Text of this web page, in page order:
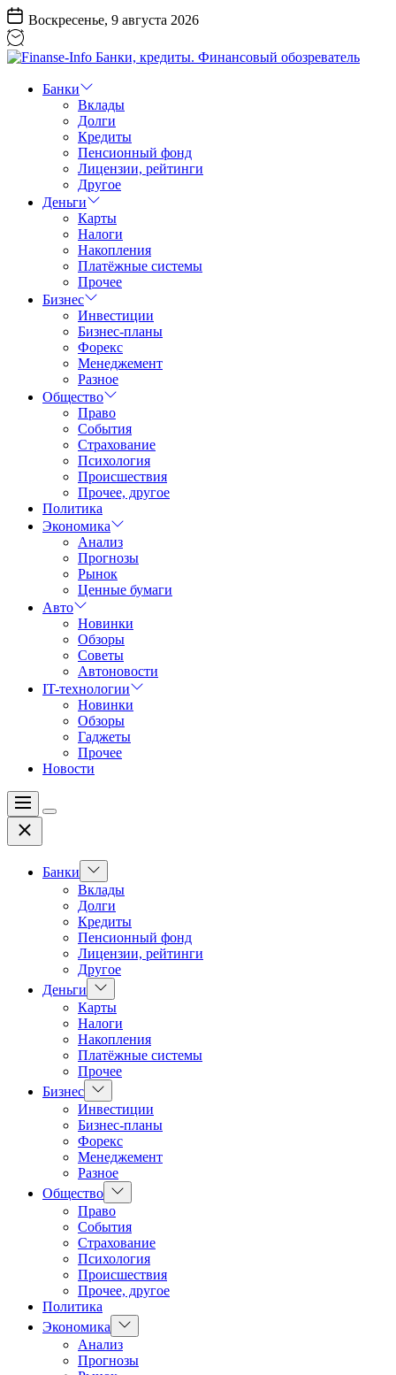
Перейти
к
содержанию
Воскресенье, 9 августа 2026
Info
Финансовый
обозреватель
Банки
Вклады
Долги
Кредиты
Пенсионный фонд
Лицензии, рейтинги
Другое
Деньги
Карты
Налоги
Накопления
Платёжные системы
Прочее
Бизнес
Инвестиции
Бизнес-планы
Форекс
Менеджемент
Разное
Общество
Право
События
Страхование
Психология
Происшествия
Прочее, другое
Политика
Экономика
Анализ
Прогнозы
Рынок
Ценные бумаги
Авто
Новинки
Обзоры
Советы
Автоновости
IT-технологии
Новинки
Обзоры
Гаджеты
Прочее
Новости
Меню
Цвет
Закрыть
Банки
Показать
подменю
Вклады
Долги
Кредиты
Пенсионный фонд
Лицензии, рейтинги
Другое
Деньги
Показать
подменю
Карты
Налоги
Накопления
Платёжные системы
Прочее
Бизнес Показать
подменю
Инвестиции
Бизнес-планы
Форекс
Менеджемент
Разное
Общество Показать
подменю
Право
События
Страхование
Психология
Происшествия
Прочее, другое
Политика
Экономика
Показать
подменю
Анализ
Прогнозы